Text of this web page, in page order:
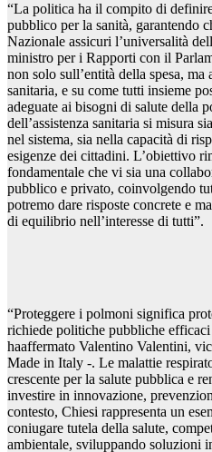
“La politica ha il compito di
pubblico per la sanità, garantendo
Nazionale assicuri l’universalità
ministro per i Rapporti con il
non solo sull’entità della spesa,
sanitaria, e su come tutti insieme
adeguate ai bisogni di salute della
dell’assistenza sanitaria si misura
nel sistema, sia nella capacità di
esigenze dei cittadini. L’obiettivo
fondamentale che vi sia una
pubblico e privato, coinvolgendo
potremo dare risposte concrete e
di equilibrio nell’interesse di tutti”.
“Proteggere i polmoni significa
richiede politiche pubbliche efficaci
haaffermato Valentino Valentini,
Made in Italy -. Le malattie
crescente per la salute pubblica e
investire in innovazione,
contesto, Chiesi rappresenta un
coniugare tutela della salute,
ambientale, sviluppando soluzioni